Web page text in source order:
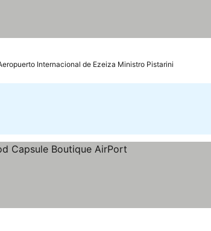
Internacional de Ezeiza Ministro Pistarini